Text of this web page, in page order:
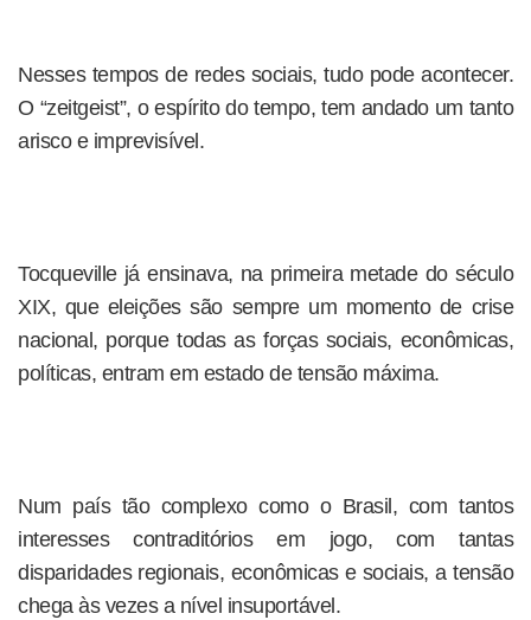
Nesses tempos de redes sociais, tudo pode acontecer.
O “zeitgeist”, o espírito do tempo, tem andado um tanto
arisco e imprevisível.
Tocqueville já ensinava, na primeira metade do século
XIX, que eleições são sempre um momento de crise
nacional, porque todas as forças sociais, econômicas,
políticas, entram em estado de tensão máxima.
Num país tão complexo como o Brasil, com tantos
interesses contraditórios em jogo, com tantas
disparidades regionais, econômicas e sociais, a tensão
chega às vezes a nível insuportável.